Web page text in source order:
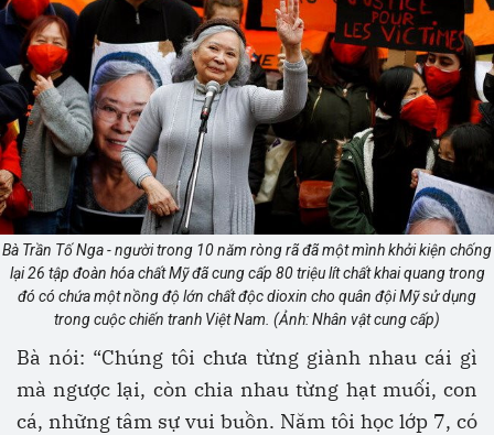
Bà Trần Tố Nga - người trong 10 năm ròng rã đã một mình khởi kiện chống
lại 26 tập đoàn hóa chất Mỹ đã cung cấp 80 triệu lít chất khai quang trong
đó có chứa một nồng độ lớn chất độc dioxin cho quân đội Mỹ sử dụng
trong cuộc chiến tranh Việt Nam. (Ảnh: Nhân vật cung cấp)
Bà nói: “Chúng tôi chưa từng giành nhau cái gì
mà ngược lại, còn chia nhau từng hạt muối, con
cá, những tâm sự vui buồn. Năm tôi học lớp 7, có